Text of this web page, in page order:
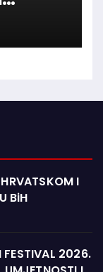
I
BiH
FESTIVAL 2026.